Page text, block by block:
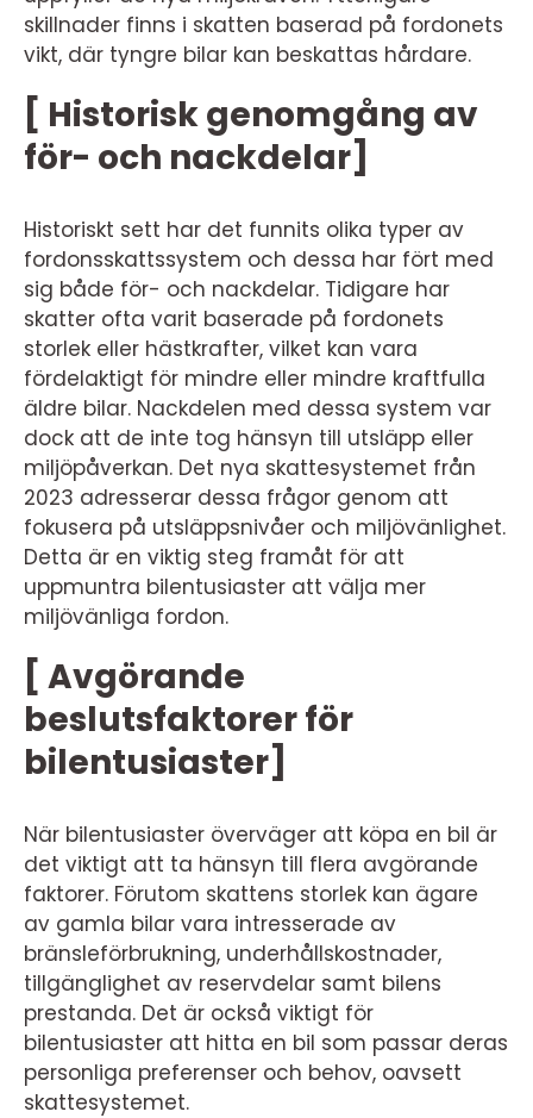
skillnader finns i skatten baserad på fordonets
vikt, där tyngre bilar kan beskattas hårdare.
[ Historisk genomgång av
för- och nackdelar]
Historiskt sett har det funnits olika typer av
fordonsskattssystem och dessa har fört med
sig både för- och nackdelar. Tidigare har
skatter ofta varit baserade på fordonets
storlek eller hästkrafter, vilket kan vara
fördelaktigt för mindre eller mindre kraftfulla
äldre bilar. Nackdelen med dessa system var
dock att de inte tog hänsyn till utsläpp eller
miljöpåverkan. Det nya skattesystemet från
2023 adresserar dessa frågor genom att
fokusera på utsläppsnivåer och miljövänlighet.
Detta är en viktig steg framåt för att
uppmuntra bilentusiaster att välja mer
miljövänliga fordon.
[ Avgörande
beslutsfaktorer för
bilentusiaster]
När bilentusiaster överväger att köpa en bil är
det viktigt att ta hänsyn till flera avgörande
faktorer. Förutom skattens storlek kan ägare
av gamla bilar vara intresserade av
bränsleförbrukning, underhållskostnader,
tillgänglighet av reservdelar samt bilens
prestanda. Det är också viktigt för
bilentusiaster att hitta en bil som passar deras
personliga preferenser och behov, oavsett
skattesystemet.